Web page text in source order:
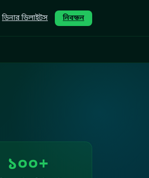
ডিনার ডিলাইটস নিবন্ধন
১০০+